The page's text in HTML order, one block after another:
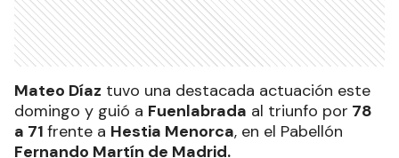
Mateo Díaz tuvo una destacada actuación este
domingo y guió a Fuenlabrada al triunfo por 78
a 71 frente a Hestia Menorca, en el Pabellón
Fernando Martín de Madrid.